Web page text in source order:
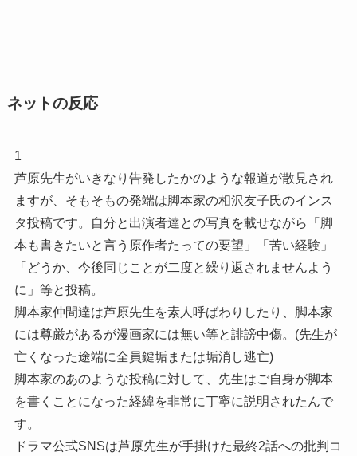
ネットの反応
1
芦原先生がいきなり告発したかのような報道が散見され
ますが、そもそもの発端は脚本家の相沢友子氏のインス
タ投稿です。自分と出演者達との写真を載せながら「脚
本も書きたいと言う原作者たっての要望」「苦い経験」
「どうか、今後同じことが二度と繰り返されませんよう
に」等と投稿。
脚本家仲間達は芦原先生を素人呼ばわりしたり、脚本家
には尊厳があるが漫画家には無い等と誹謗中傷。(先生が
亡くなった途端に全員鍵垢または垢消し逃亡)
脚本家のあのような投稿に対して、先生はご自身が脚本
を書くことになった経緯を非常に丁寧に説明されたんで
す。
ドラマ公式SNSは芦原先生が手掛けた最終2話への批判コ